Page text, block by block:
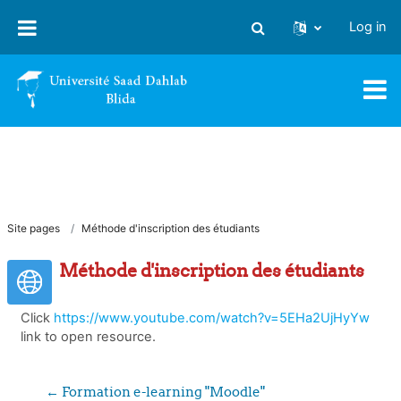
Toggle search input
Log in
Site pages Méthode d'inscription des étudiants
Méthode d'inscription des étudiants
Click https://www.youtube.com/watch?v=5EHa2UjHyYw
link to open resource.
← Formation e-learning "Moodle"